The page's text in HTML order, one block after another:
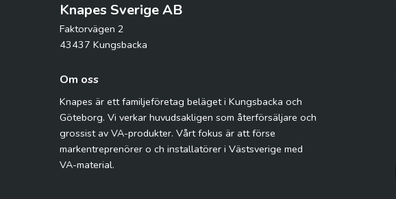
Knapes Sverige AB
Faktorvägen 2
43437 Kungsbacka
Om oss
Knapes är ett familjeföretag beläget i Kungsbacka och
Göteborg. Vi verkar huvudsakligen som återförsäljare och
grossist av VA-produkter. Vårt fokus är att förse
markentreprenörer o ch installatörer i Västsverige med
VA-material.